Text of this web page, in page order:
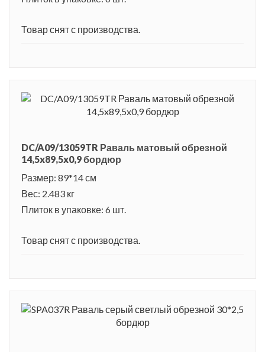
Товар снят с производства.
DC/A09/13059TR Раваль матовый обрезной
14,5x89,5x0,9 бордюр
Размер: 89*14 см
Вес: 2.483 кг
Плиток в упаковке: 6 шт.
Товар снят с производства.